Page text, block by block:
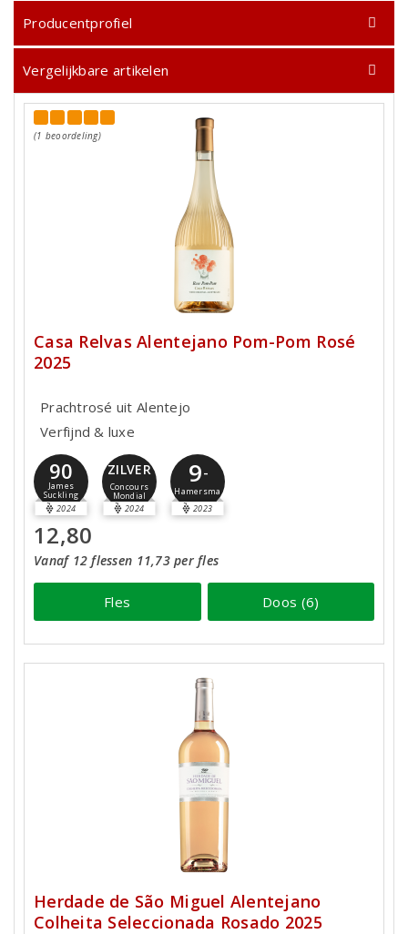
Producentprofiel
Vergelijkbare artikelen
(1 beoordeling)
Casa Relvas Alentejano Pom-Pom Rosé
2025
Prachtrosé uit Alentejo
Verfijnd & luxe
90
James
Suckling
2024
ZILVER
Concours
Mondial
2024
9-
Hamersma
2023
12,80
Vanaf 12 flessen 11,73 per fles
Fles Doos (6)
Herdade de São Miguel Alentejano
Colheita Seleccionada Rosado 2025